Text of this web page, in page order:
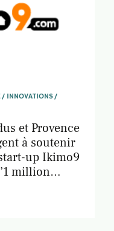
INNOVATIONS
et Provence
à soutenir
up Ikimo9
million